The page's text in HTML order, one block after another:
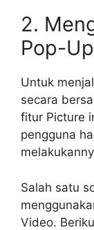
2.
Pop-
Untuk
secara
fitur Picture
pengguna
Salah satu
Video.